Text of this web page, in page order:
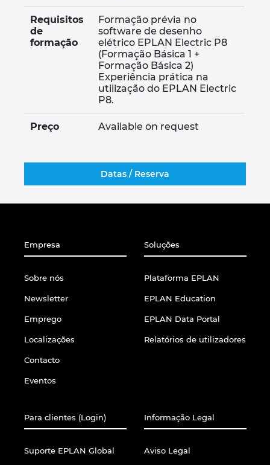
Requisitos
de
formação
Formação prévia no
software de desenho
elétrico EPLAN Electric P8
(Formação Básica 1 +
Formação Básica 2)
Experiência prática na
utilização do EPLAN Electric
P8.
Preço Available on request
Datas / Reserva
Empresa
Sobre nós
Newsletter
Emprego
Localizações
Contacto
Eventos
Soluções
Plataforma EPLAN
EPLAN Education
EPLAN Data Portal
Relatórios de utilizadores
Para clientes (Login)
Suporte EPLAN Global
Informação Legal
Aviso Legal
Spain
Thailand
Ukraine
United Kingdom
United States